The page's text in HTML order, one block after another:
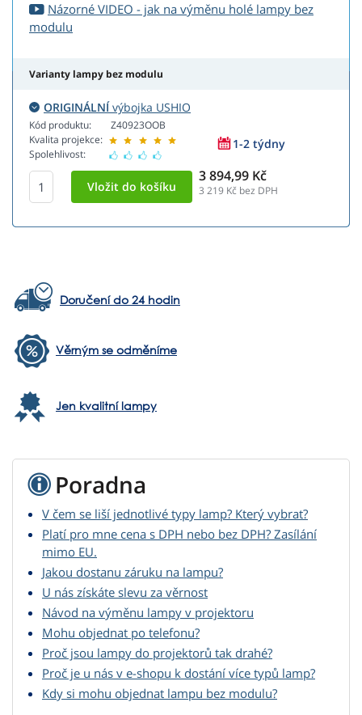
Názorné VIDEO - jak na výměnu holé lampy bez
modulu
Varianty lampy bez modulu
ORIGINÁLNÍvýbojka USHIO
Kód produktu:
Kvalita projekce:
Spolehlivost:
Z40923OOB
1-2 týdny
3 894,99 Kč
3 219 Kč bez DPH
Doručení do 24 hodin
Věrným se odměníme
Jen kvalitní lampy
Poradna
V čem se liší jednotlivé typy lamp? Který vybrat?
Platí pro mne cena s DPH nebo bez DPH? Zasílání
mimo EU.
Jakou dostanu záruku na lampu?
U nás získáte slevu za věrnost
Návod na výměnu lampy v projektoru
Mohu objednat po telefonu?
Proč jsou lampy do projektorů tak drahé?
Proč je u nás v e-shopu k dostání více typů lamp?
Kdy si mohu objednat lampu bez modulu?